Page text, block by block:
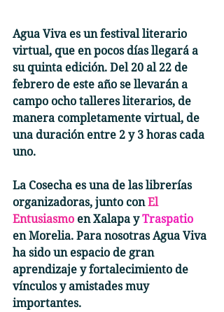
Agua Viva es un festival literario
virtual, que en pocos días llegará a
su quinta edición. Del 20 al 22 de
febrero de este año se llevarán a
campo ocho talleres literarios, de
manera completamente virtual, de
una duración entre 2 y 3 horas cada
uno.
La Cosecha es una de las librerías
organizadoras, junto con El
Entusiasmo en Xalapa y Traspatio
en Morelia. Para nosotras Agua Viva
ha sido un espacio de gran
aprendizaje y fortalecimiento de
vínculos y amistades muy
importantes.